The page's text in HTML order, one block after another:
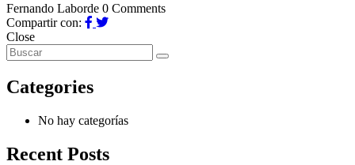
Fernando Laborde 0 Comments
Compartir con:
Close
Categories
No hay categorías
Recent Posts